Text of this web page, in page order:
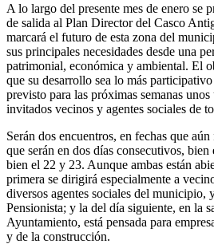
A lo largo del presente mes de enero se
de salida al Plan Director del Casco
marcará el futuro de esta zona del
sus principales necesidades desde una
patrimonial, económica y ambiental. El
que su desarrollo sea lo más
previsto para las próximas semanas unos
invitados vecinos y agentes sociales de
Serán dos encuentros, en fechas que
que serán en dos días consecutivos,
bien el 22 y 23. Aunque ambas están
primera se dirigirá especialmente a
diversos agentes sociales del municipio,
Pensionista; y la del día siguiente, en la
Ayuntamiento, está pensada para
y de la construcción.